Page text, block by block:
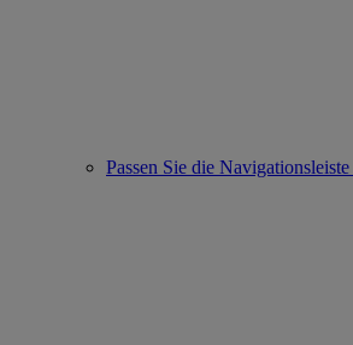
Passen Sie die